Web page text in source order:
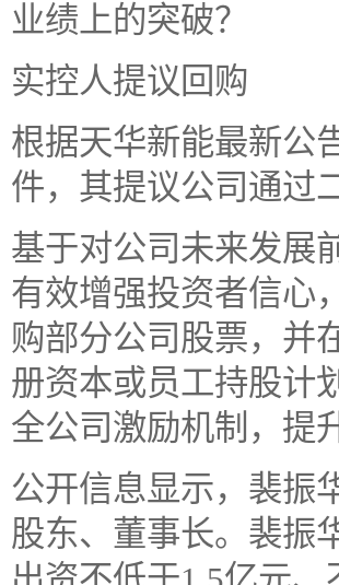
业绩上的突破？
实控人提议回购
根据天华新能最新公
件，其提议公司通过
基于对公司未来发展
有效增强投资者信心
购部分公司股票，并
册资本或员工持股计
全公司激励机制，提
公开信息显示，裴振
股东、董事长。裴振